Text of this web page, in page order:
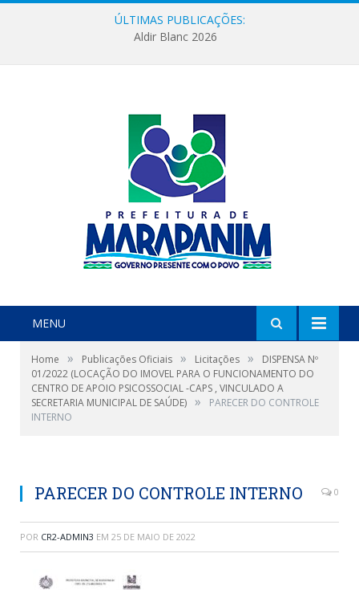
ÚLTIMAS PUBLICAÇÕES:
Aldir Blanc 2026
MENU
Home » Publicações Oficiais » Licitações »
DISPENSA Nº
01/2022 (LOCAÇÃO DO IMOVEL PARA O FUNCIONAMENTO DO
CENTRO DE APOIO PSICOSSOCIAL -CAPS , VINCULADO A
SECRETARIA MUNICIPAL DE SAÚDE) »
PARECER DO CONTROLE
INTERNO
PARECER DO CONTROLE INTERNO 0
POR CR2-ADMIN3 EM 25 DE MAIO DE 2022